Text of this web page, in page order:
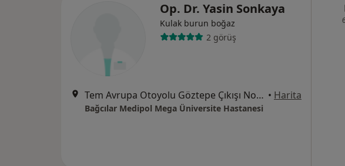
Op. Dr. Yasin Sonkaya
Kulak burun boğaz
2 görüş
Tem Avrupa Otoyolu Göztepe Çıkışı No: 1Bağcılar, İstanbul • Harita
Bağcılar Medipol Mega Üniversite Hastanesi